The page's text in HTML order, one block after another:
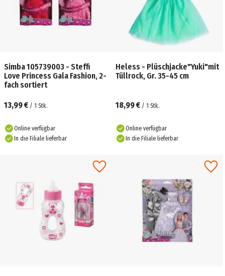
Simba 105739003 - Steffi
Love Princess Gala Fashion, 2-
fach sortiert
13,99 € / 1 Stk.
Online verfügbar
In die Filiale lieferbar
Heless - Plüschjacke"Yuki"mit
Tüllrock, Gr. 35-45 cm
18,99 € / 1 Stk.
Online verfügbar
In die Filiale lieferbar